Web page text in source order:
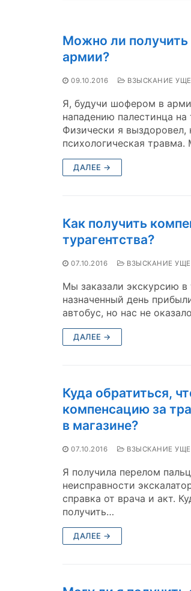
Можно ли
армии?
09.10.2016 ВЗЫСКАНИЕ
Я, будучи шофером в
нападению палестинца на
Физически я выздоровел,
психологическая
ДАЛЕЕ →
Как получить
турагентства?
07.10.2016 ВЗЫСКАНИЕ
Мы заказали экскурсию в
назначенный день
автобус, но нас не
ДАЛЕЕ →
Куда обратиться,
компенсацию за
в магазине?
07.10.2016 ВЗЫСКАНИЕ
Я получила перелом
неисправности
справка от врача и акт.
получить…
ДАЛЕЕ →